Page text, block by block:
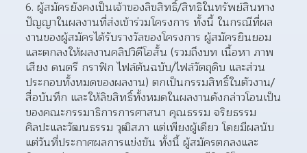
ผู้สมัครยังคงเป็นเจ้าของลิขสิทธิ์/สิทธิในทรัพย์สินทาง
ปัญญาในผลงานที่ส่งเข้าร่วมโครงการ ทั้งนี้ ในกรณีที่ผล
งานของผู้สมัครได้รับรางวัลของโครงการ ผู้สมัครยินยอม
และตกลงให้ผลงานคลิปวิดีโอสั้น (รวมถึงบท เนื้อหา ภาพ
เสียง ดนตรี กราฟิก ไฟล์ต้นฉบับ/ไฟล์วัตถุดิบ และส่วน
ประกอบทั้งหมดของผลงาน) ตกเป็นกรรมสิทธิ์ในตัวงาน/
สื่อบันทึก และให้ลิขสิทธิ์ทั้งหมดในผลงานดังกล่าวโอนเป็น
ของคณะกรรมาธิการการศาสนา คุณธรรม จริยธรรม
ศิลปะและวัฒนธรรม วุฒิสภา แต่เพียงผู้เดียว โดยมีผลนับ
แต่วันที่ประกาศผลการแข่งขัน ทั้งนี้ ผู้สมัครตกลงและ